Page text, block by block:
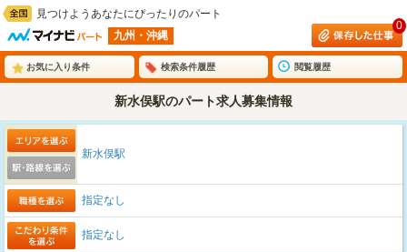
見つけようあなたにぴったりのパート
九州・沖縄
0
お気に入り条件 検索条件履歴 閲覧履歴
新水俣駅のパート求人募集情報
新水俣駅
指定なし
指定なし